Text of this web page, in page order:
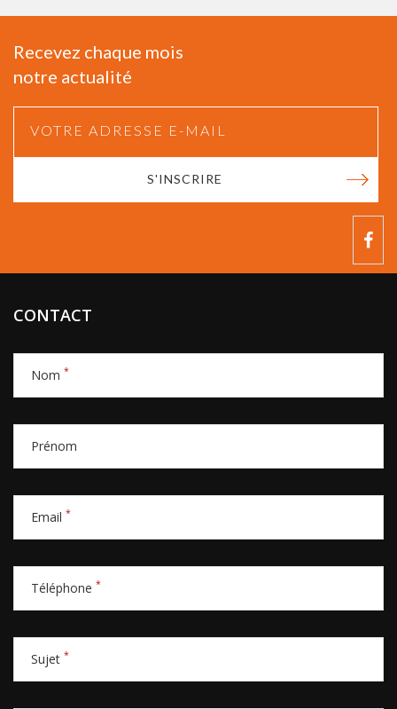
Recevez chaque mois
notre actualité
S'INSCRIRE
CONTACT
Nom *
Prénom
Email *
Téléphone *
Sujet *